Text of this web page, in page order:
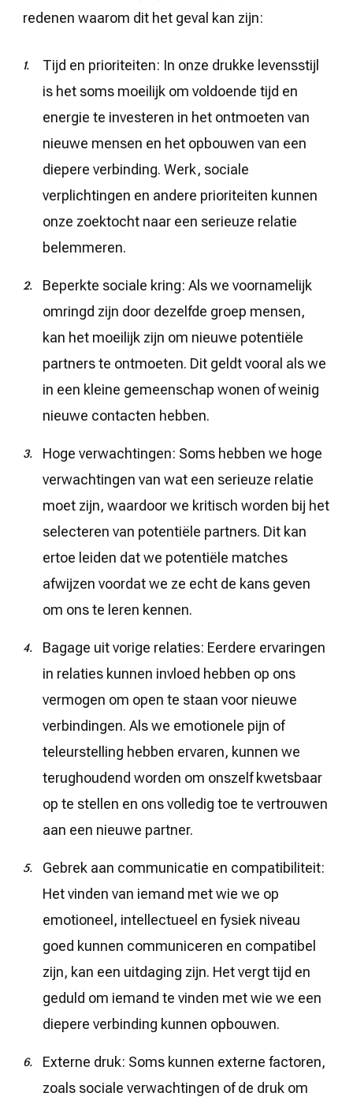
redenen waarom dit het geval kan zijn:
Tijd en prioriteiten: In onze drukke levensstijl
is het soms moeilijk om voldoende tijd en
energie te investeren in het ontmoeten van
nieuwe mensen en het opbouwen van een
diepere verbinding. Werk, sociale
verplichtingen en andere prioriteiten kunnen
onze zoektocht naar een serieuze relatie
belemmeren.
Beperkte sociale kring: Als we voornamelijk
omringd zijn door dezelfde groep mensen,
kan het moeilijk zijn om nieuwe potentiële
partners te ontmoeten. Dit geldt vooral als we
in een kleine gemeenschap wonen of weinig
nieuwe contacten hebben.
Hoge verwachtingen: Soms hebben we hoge
verwachtingen van wat een serieuze relatie
moet zijn, waardoor we kritisch worden bij het
selecteren van potentiële partners. Dit kan
ertoe leiden dat we potentiële matches
afwijzen voordat we ze echt de kans geven
om ons te leren kennen.
Bagage uit vorige relaties: Eerdere ervaringen
in relaties kunnen invloed hebben op ons
vermogen om open te staan voor nieuwe
verbindingen. Als we emotionele pijn of
teleurstelling hebben ervaren, kunnen we
terughoudend worden om onszelf kwetsbaar
op te stellen en ons volledig toe te vertrouwen
aan een nieuwe partner.
Gebrek aan communicatie en compatibiliteit:
Het vinden van iemand met wie we op
emotioneel, intellectueel en fysiek niveau
goed kunnen communiceren en compatibel
zijn, kan een uitdaging zijn. Het vergt tijd en
geduld om iemand te vinden met wie we een
diepere verbinding kunnen opbouwen.
Externe druk: Soms kunnen externe factoren,
zoals sociale verwachtingen of de druk om